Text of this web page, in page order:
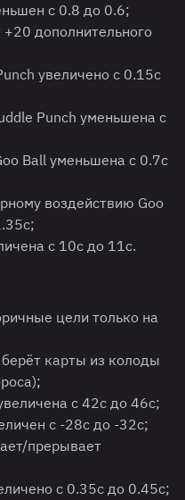
с 0.8 до 0.6;
дополнительного
увеличено с 0.15с
Punch уменьшена с
Ball уменьшена с 0.7с
воздействию Goo
с 10с до 11с.
цели только на
карты из колоды
с 42с до 46с;
с -28с до -32с;
прерывает
с 0.35с до 0.45с;